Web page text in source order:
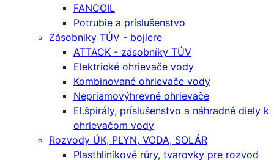
FANCOIL
Potrubie a príslušenstvo
Zásobniky TÚV - bojlere
ATTACK - zásobníky TÚV
Elektrické ohrievače vody
Kombinované ohrievače vody
Nepriamovýhrevné ohrievače
El.špirály, príslušenstvo a náhradné diely k
ohrievačom vody
Rozvody ÚK, PLYN, VODA, SOLÁR
Plasthliníkové rúry, tvarovky pre rozvod